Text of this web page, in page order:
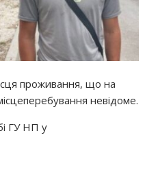
проживання, що на
невідоме.
ГУ НП у